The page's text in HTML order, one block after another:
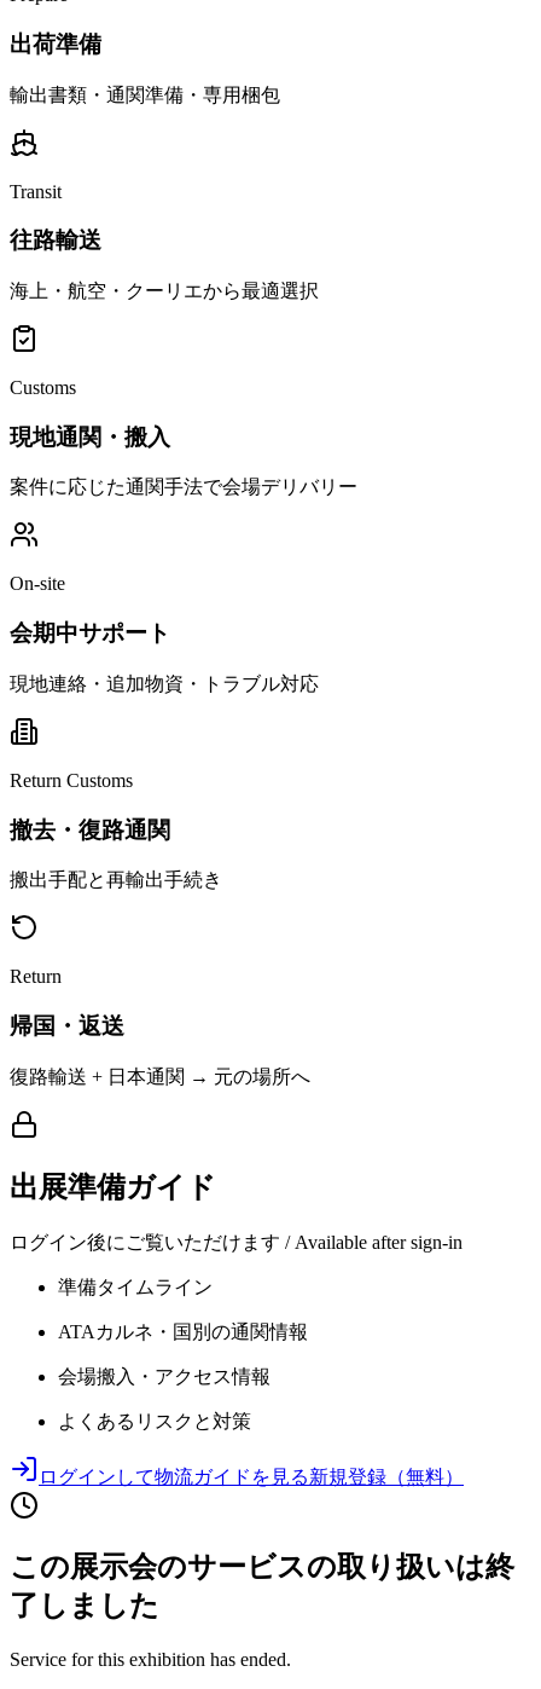
出荷準備
輸出書類・通関準備・専用梱包
Transit
往路輸送
海上・航空・クーリエから最適選択
Customs
現地通関・搬入
案件に応じた通関手法で会場デリバリー
On-site
会期中サポート
現地連絡・追加物資・トラブル対応
Return Customs
撤去・復路通関
搬出手配と再輸出手続き
Return
帰国・返送
復路輸送 + 日本通関 → 元の場所へ
出展準備ガイド
ログイン後にご覧いただけます / Available after sign-in
準備タイムライン
ATAカルネ・国別の通関情報
会場搬入・アクセス情報
よくあるリスクと対策
ログインして物流ガイドを見る新規登録（無料）
この展示会のサービスの取り扱いは終
了しました
Service for this exhibition has ended.